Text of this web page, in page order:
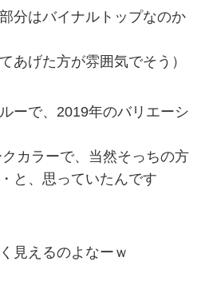
分はバイナルトップなのか
あげた方が雰囲気でそう）
ーで、2019年のバリエーシ
カラーで、当然そっちの方
と、思っていたんです
見えるのよなーｗ